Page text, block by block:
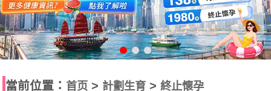
當前位置： 首页 > 計劃生育 >終止懷孕